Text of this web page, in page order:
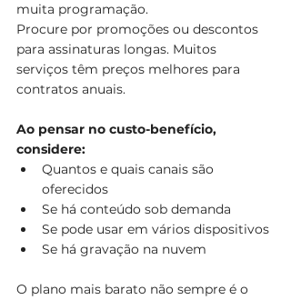
muita programação.
Procure por promoções ou descontos
para assinaturas longas. Muitos
serviços têm preços melhores para
contratos anuais.
Ao pensar no custo-benefício,
considere:
Quantos e quais canais são
oferecidos
Se há conteúdo sob demanda
Se pode usar em vários dispositivos
Se há gravação na nuvem
O plano mais barato não sempre é o